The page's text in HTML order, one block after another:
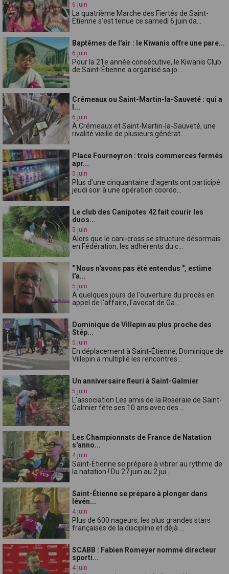
6 juin
La quatrième Marche des Fiertés de Saint-
Étienne s'est tenue ce samedi 6 juin da...
Baptêmes de l'air : le Kiwanis offre une pare...
6 juin
Pour la 21e année consécutive, le Kiwanis Club
de Saint-Étienne a organisé sa jo...
Crémeaux ou Saint-Martin-la-Sauveté : qui a
l...
6 juin
À Crémeaux et Saint-Martin-la-Sauveté, une
rivalité vieille de plusieurs générat...
Place Fourneyron : trois commerces fermés
apr...
5 juin
Plus d'une cinquantaine d'agents ont participé
jeudi soir à une opération coordo...
Le club des Canipotes 42 fait courir les
duos...
5 juin
Alors que le cani-cross se structure désormais
en Fédération, les adhérents du c...
" Nous n'avons pas été entendus ", estime
l'a...
5 juin
À quelques jours de l'ouverture du procès en
appel de l'affaire, l'avocat de Ga...
Dominique de Villepin au plus proche des
Stép...
5 juin
En déplacement à Saint-Étienne, Dominique de
Villepin a multiplié les rencontres...
Un anniversaire fleuri à Saint-Galmier
5 juin
L'association Les amis de la Roseraie de Saint-
Galmier fête ses 10 ans avec des ...
Les Championnats de France de Natation
s'anno...
4 juin
Saint-Étienne se prépare à vibrer au rythme de
la natation ! Du 27 juin au 2 jui...
Saint-Étienne se prépare à plonger dans
lévén...
4 juin
Plus de 600 nageurs, les plus grandes stars
françaises de la discipline et déjà ...
SCABB : Fabien Romeyer nommé directeur
sporti...
4 juin